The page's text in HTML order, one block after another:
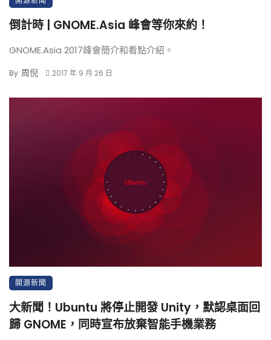
倒計時 | GNOME.Asia 峰會等你來約！
GNOME.Asia 2017峰會簡介和看點介紹。
By 周倪 2017 年 9 月 26 日
開源新聞
大新聞！Ubuntu 將停止開發 Unity，默認桌面回
歸 GNOME，同時宣布放棄智能手機業務